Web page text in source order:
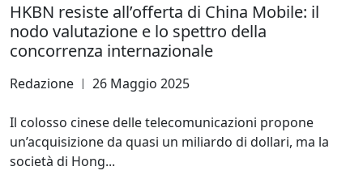
HKBN resiste all’offerta di China Mobile: il
nodo valutazione e lo spettro della
concorrenza internazionale
Redazione | 26 Maggio 2025
Il colosso cinese delle telecomunicazioni propone
un’acquisizione da quasi un miliardo di dollari, ma la
società di Hong...